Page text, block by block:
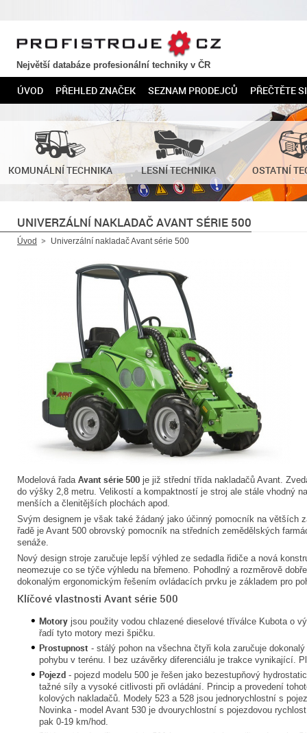
PROFISTROJE.CZ
Největší databáze profesionální techniky v ČR
ÚVOD PŘEHLED ZNAČEK SEZNAM PRODEJCŮ PŘEČTĚTE SI
KOMUNÁLNÍ TECHNIKA LESNÍ TECHNIKA OSTATNÍ
UNIVERZÁLNÍ NAKLADAČ AVANT SÉRIE 500
Úvod Univerzální nakladač Avant série 500
Modelová řada Avant série 500 je již střední třída nakladačů Avant.
do výšky 2,8 metru. Velikostí a kompaktností je stroj ale stále vhodný
menších a členitějších plochách apod.
Svým designem je však také žádaný jako účinný pomocník na větších
řadě je Avant 500 obrovský pomocník na středních zemědělských
senáže.
Nový design stroje zaručuje lepší výhled ze sedadla řidiče a nová
neomezuje co se týče výhledu na břemeno. Pohodlný a rozměrově
dokonalým ergonomickým řešením ovládacích prvku je základem pro
Klíčové vlastnosti Avant série 500
Motory jsou použity vodou chlazené dieselové tříválce Kubota o
řadí tyto motory mezi špičku.
Prostupnost - stálý pohon na všechna čtyři kola zaručuje
pohybu v terénu. I bez uzávěrky diferenciálu je trakce vynikající.
Pojezd - pojezd modelu 500 je řešen jako bezestupňový
tažné síly a vysoké citlivosti při ovládání. Princip a provedení
kolových nakladačů. Modely 523 a 528 jsou jednorychlostní s
Novinka - model Avant 530 je dvourychlostní s pojezdovou
pak 0-19 km/hod.